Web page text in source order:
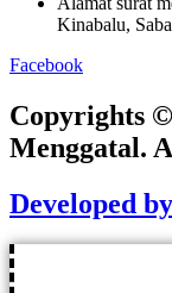
Kinabalu,
Facebook
Copyrights
Menggatal.
Developed